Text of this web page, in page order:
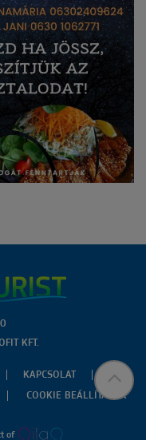
KFT.
KAPCSOLAT
COOKIE BEÁLLÍTÁSOK
of